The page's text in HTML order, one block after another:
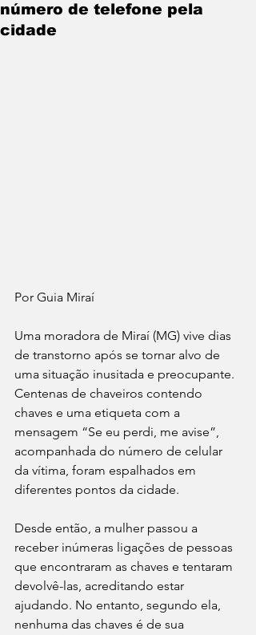
número de telefone pela
cidade
Por Guia Miraí
Uma moradora de Miraí (MG) vive dias
de transtorno após se tornar alvo de
uma situação inusitada e preocupante.
Centenas de chaveiros contendo
chaves e uma etiqueta com a
mensagem “Se eu perdi, me avise”,
acompanhada do número de celular
da vítima, foram espalhados em
diferentes pontos da cidade.
Desde então, a mulher passou a
receber inúmeras ligações de pessoas
que encontraram as chaves e tentaram
devolvê-las, acreditando estar
ajudando. No entanto, segundo ela,
nenhuma das chaves é de sua